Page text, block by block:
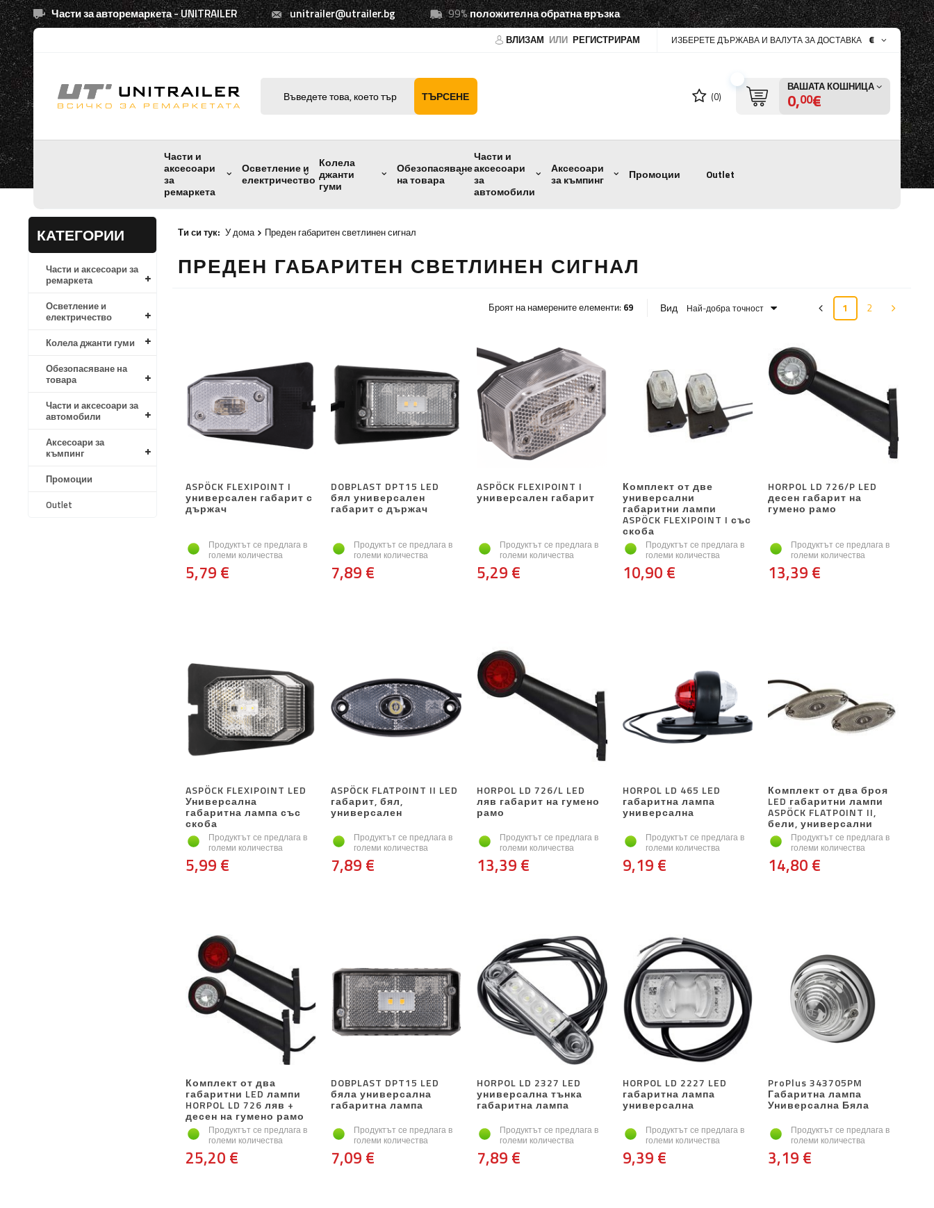
Части за авторемаркета - UNITRAILER unitrailer@utrailer.bg 99%положителна обратна връзка
ВЛИЗАМ ИЛИ РЕГИСТРИРАМ ИЗБЕРЕТЕ ДЪРЖАВА И ВАЛУТА ЗА ДОСТАВКА €
ТЪРСЕНЕ (0)
ВАШАТА КОШНИЦА
0,00€
Части и
аксесоари
за
ремаркета
Осветление и
електричество
Колела
джанти
гуми
Обезопасяване
на товара
Части и
аксесоари
за
автомобили
Аксесоари
за къмпинг
Промоции Outlet
КАТЕГОРИИ
Части и аксесоари за
ремаркета
Осветление и
електричество
Колела джанти гуми
Обезопасяване на
товара
Части и аксесоари за
автомобили
Аксесоари за
къмпинг
Промоции
Outlet
Ти си тук: У дома Преден габаритен светлинен сигнал
ПРЕДЕН ГАБАРИТЕН СВЕТЛИНЕН СИГНАЛ
Броят на намерените елементи: 69 Вид Най-добра точност 1 2
ASPÖCK FLEXIPOINT I
универсален габарит с
държач
Продуктът се предлага в
големи количества
5,79 €
DOBPLAST DPT15 LED
бял универсален
габарит с държач
Продуктът се предлага в
големи количества
7,89 €
ASPÖCK FLEXIPOINT I
универсален габарит
Продуктът се предлага в
големи количества
5,29 €
Комплект от две
универсални
габаритни лампи
ASPÖCK FLEXIPOINT I със
скоба
Продуктът се предлага в
големи количества
10,90 €
HORPOL LD 726/P LED
десен габарит на
гумено рамо
Продуктът се предлага в
големи количества
13,39 €
ASPÖCK FLEXIPOINT LED
Универсална
габаритна лампа със
скоба
Продуктът се предлага в
големи количества
5,99 €
ASPÖCK FLATPOINT II LED
габарит, бял,
универсален
Продуктът се предлага в
големи количества
7,89 €
HORPOL LD 726/L LED
ляв габарит на гумено
рамо
Продуктът се предлага в
големи количества
13,39 €
HORPOL LD 465 LED
габаритна лампа
универсална
Продуктът се предлага в
големи количества
9,19 €
Комплект от два броя
LED габаритни лампи
ASPÖCK FLATPOINT II, ​​
бели, универсални
Продуктът се предлага в
големи количества
14,80 €
Комплект от два
габаритни LED лампи
HORPOL LD 726 ляв +
десен на гумено рамо
Продуктът се предлага в
големи количества
25,20 €
DOBPLAST DPT15 LED
бяла универсална
габаритна лампа
Продуктът се предлага в
големи количества
7,09 €
HORPOL LD 2327 LED
универсална тънка
габаритна лампа
Продуктът се предлага в
големи количества
7,89 €
HORPOL LD 2227 LED
габаритна лампа
универсална
Продуктът се предлага в
големи количества
9,39 €
ProPlus 343705PM
Габаритна лампа
Универсална Бяла
Продуктът се предлага в
големи количества
3,19 €